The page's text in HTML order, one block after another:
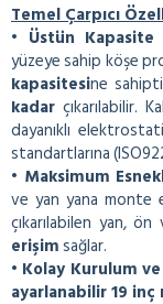
Temel Çarpıcı
• Üstün Kapasite
yüzeye sahip köşe
kapasitesine
kadar çıkarılabilir.
dayanıklı
standartlarına
• Maksimum
ve yan yana monte
çıkarılabilen yan,
erişimsağlar.
• Kolay Kurulum
ayarlanabilir 19